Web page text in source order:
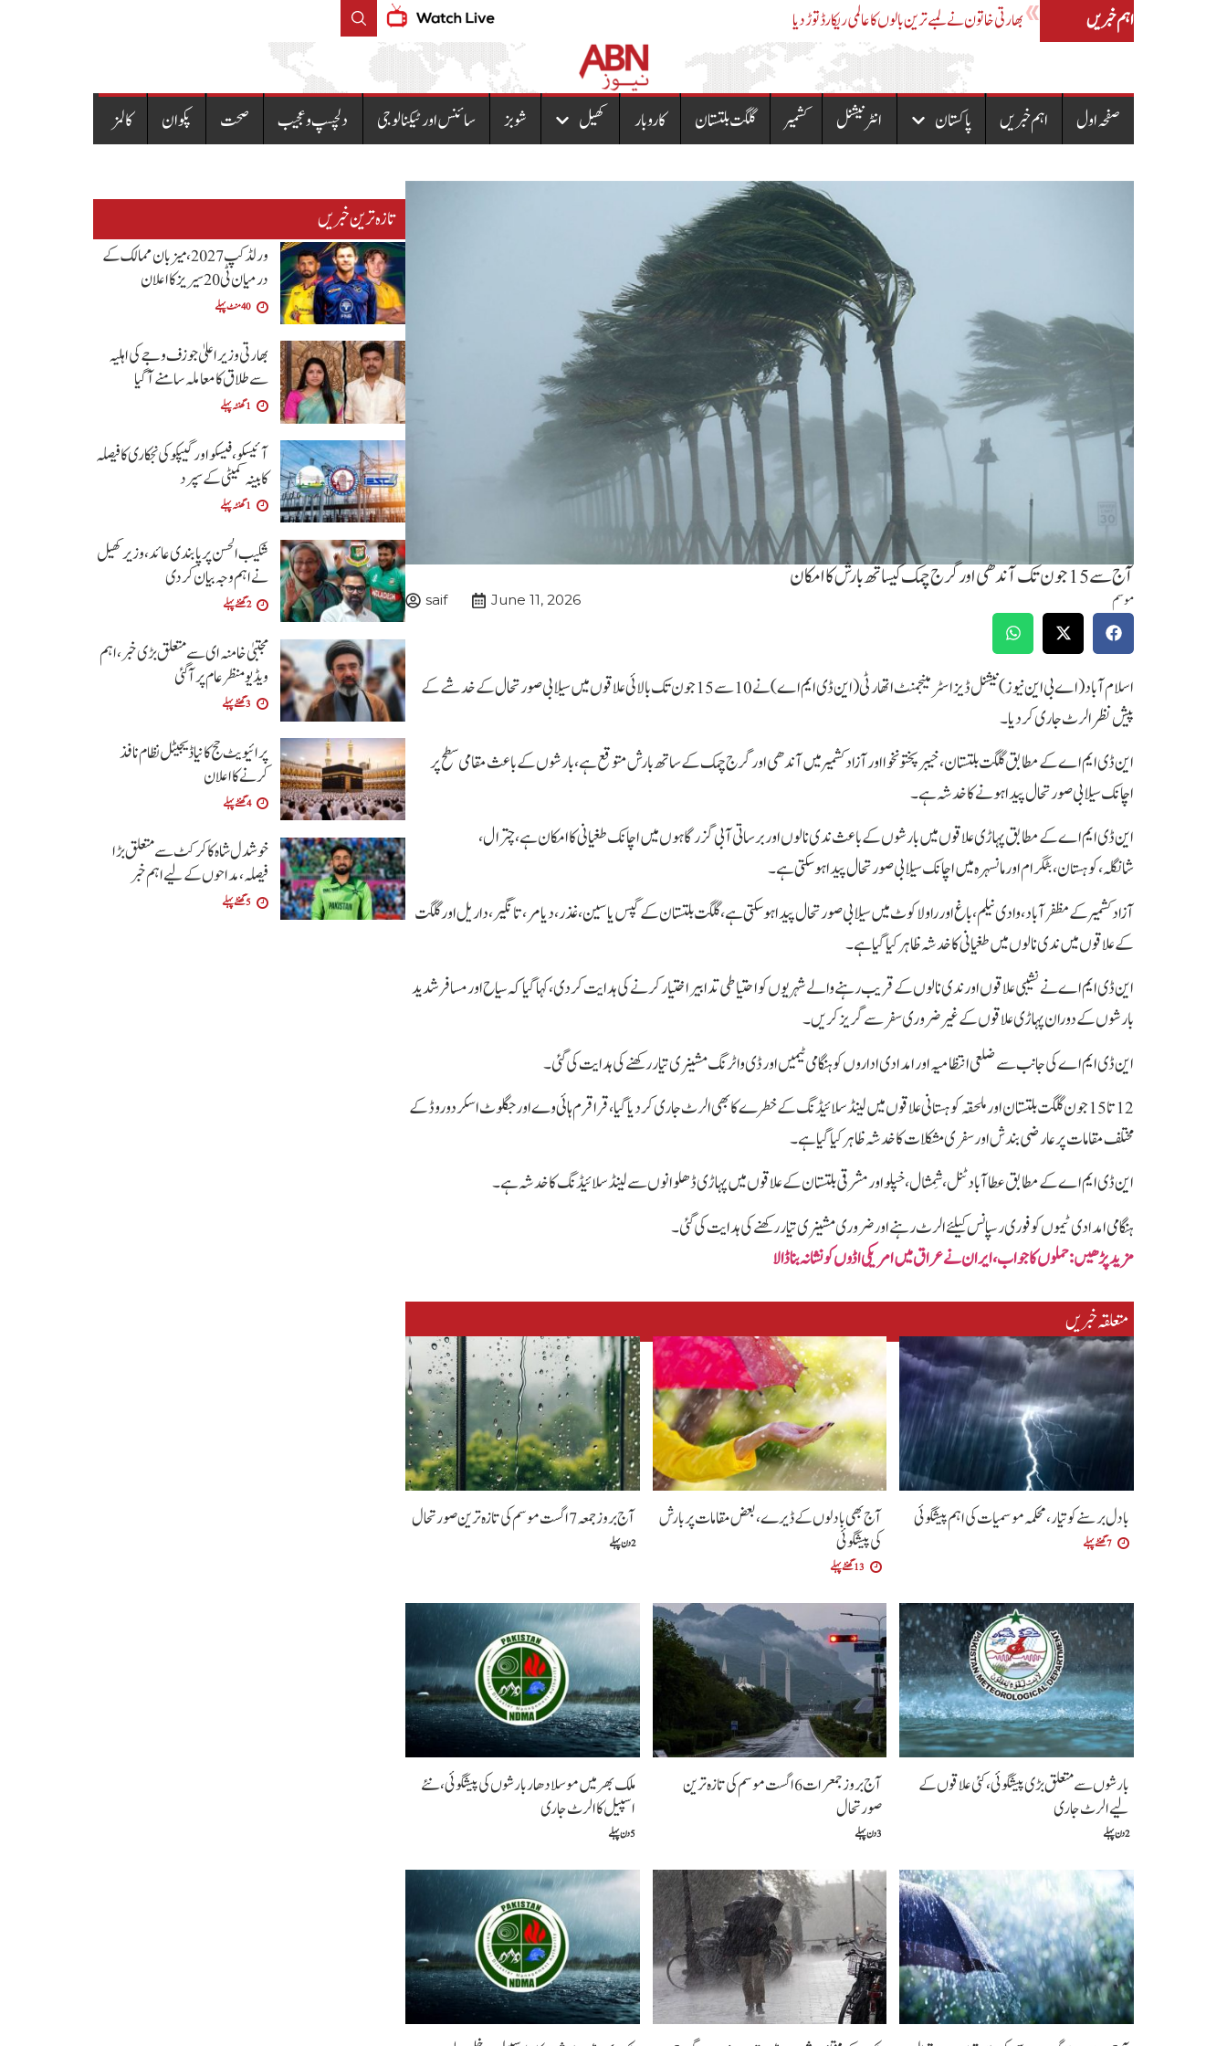
اہم خبریں بھارتی خاتون نے لمبے ترین بالوں کا عالمی ریکارڈ توڑ دیا آزاد کشمیر میں دو تہائی اکثریت سے حکومت بنائیں گے ،رانا ثناء اللہ
صفحہ اول اہم خبریں پاکستان انٹرنیشنل کشمیر گلگت بلتستان کاروبار کھیل شوبز سائنس اور ٹیکنالوجی دلچسپ و عجیب صحت پکوان کالمز
آج سے 15 جون تک آندھی اور گرج چمک کیساتھ بارش کا امکان
موسم saif June 11, 2026
اسلام آباد(اے بی این نیوز)نیشنل ڈیزاسٹر مینجمنٹ اتھارٹی (این ڈی ایم اے) نے 10 سے 15 جون تک بالائی علاقوں میں سیلابی صورتحال کےخدشے کے
پیش نظر الرٹ جاری کردیا۔
این ڈی ایم اے کے مطابق گلگت بلتستان، خیبرپختونخوا اور آزادکشمیر میں آندھی اور گرج چمک کے ساتھ بارش متوقع ہے، بارشوں کے باعث مقامی سطح پر
اچانک سیلابی صورتحال پیدا ہونےکا خدشہ ہے۔
این ڈی ایم اےکے مطابق پہاڑی علاقوں میں بارشوں کے باعث ندی نالوں اور برساتی آبی گزر گاہوں میں اچانک طغیانی کا امکان ہے، چترال،
شانگلہ،کوہستان، بٹگرام اور مانسہرہ میں اچانک سیلابی صورتحال پیدا ہوسکتی ہے۔
آزاد کشمیر کے مظفرآباد، وادی نیلم، باغ اور راولاکوٹ میں سیلابی صورتحال پیدا ہوسکتی ہے، گلگت بلتستان کے گپس یاسین، غذر، دیامر، تانگیر، داریل اور گلگت
کے علاقوں میں ندی نالوں میں طغیانی کا خدشہ ظاہر کیاگیا ہے۔
این ڈی ایم اے نے نشیبی علاقوں اور ندی نالوں کے قریب رہنے والے شہریوں کو احتیاطی تدابیر اختیار کرنےکی ہدایت کردی ، کہا گیا کہ سیاح اور مسافر شدید
بارشوں کے دوران پہاڑی علاقوں کے غیر ضروری سفر سے گریز کریں۔
این ڈی ایم اے کی جانب سے ضلعی انتظامیہ اور امدادی اداروں کو ہنگامی ٹیمیں اور ڈی واٹرنگ مشینری تیار رکھنے کی ہدایت کی گئی۔
12 تا 15 جون گلگت بلتستان اور ملحقہ کوہستانی علاقوں میں لینڈ سلائیڈنگ کے خطرے کا بھی الرٹ جاری کردیاگیا، قراقرم ہائی وے اور جگلوٹ اسکردو روڈ کے
مختلف مقامات پر عارضی بندش اور سفری مشکلات کا خدشہ ظاہر کیا گیا ہے۔
این ڈی ایم اے کے مطابق عطا آباد ٹنل، شِمشال، خپلو اور مشرقی بلتستان کے علاقوں میں پہاڑی ڈھلوانوں سے لینڈسلائیڈنگ کا خدشہ ہے۔
ہنگامی امدادی ٹیموں کو فوری رسپانس کیلئے الرٹ رہنے اور ضروری مشینری تیار رکھنے کی ہدایت کی گئی۔
مزید پڑھیں: حملوں کا جواب ،ایران نے عراق میں امریکی اڈوں کو نشانہ بناڈالا
متعلقہ خبریں
بادل برسنے کو تیار، محکمہ موسمیات کی اہم پیشگوئی
7 گھنٹے پہلے
آج بھی بادلوں کے ڈیرے ، بعض مقامات پر بارش
کی پیشگوئی
13 گھنٹے پہلے
آج بروز جمعہ 7 اگست موسم کی تازہ ترین صورتحال
2 دن پہلے
بارشوں سے متعلق بڑی پیشگوئی، کئی علاقوں کے
لیے الرٹ جاری
2 دن پہلے
آج بروز جمعرات 6 اگست موسم کی تازہ ترین
صورتحال
3 دن پہلے
ملک بھر میں موسلادھار بارشوں کی پیشگوئی، نئے
اسپیل کا الرٹ جاری
5 دن پہلے
تازہ ترین خبریں
ورلڈ کپ 2027، میزبان ممالک کے
درمیان ٹی20 سیریز کا اعلان
40 منٹ پہلے
بھارتی وزیراعلیٰ جوزف وجے کی اہلیہ
سے طلاق کا معاملہ سامنے آگیا
1 گھنٹہ پہلے
آئیسکو، فیسکو اور گیپکو کی نجکاری کا فیصلہ
کابینہ کمیٹی کے سپرد
1 گھنٹہ پہلے
شکیب الحسن پر پابندی عائد، وزیر کھیل
نے اہم وجہ بیان کر دی
2 گھنٹے پہلے
مجتبیٰ خامنہ ای سے متعلق بڑی خبر، اہم
ویڈیو منظرعام پر آگئی
3 گھنٹے پہلے
پرائیویٹ حج کا نیا ڈیجیٹل نظام نافذ
کرنے کا اعلان
4 گھنٹے پہلے
خوشدل شاہ کا کرکٹ سے متعلق بڑا
فیصلہ، مداحوں کے لیے اہم خبر
5 گھنٹے پہلے